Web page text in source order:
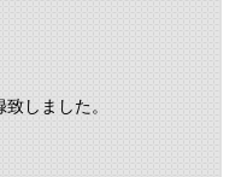
しました。